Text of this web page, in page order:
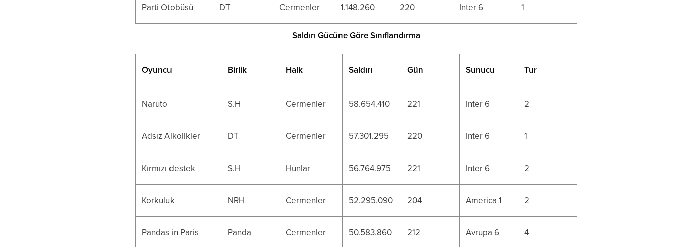
Parti Otobüsü DT Cermenler 1.148.260 220 Inter 6 1
Saldırı Gücüne Göre Sınıflandırma
Oyuncu Birlik Halk Saldırı Gün Sunucu Tur
Naruto S.H Cermenler 58.654.410 221 Inter 6 2
Adsız Alkolikler DT Cermenler 57.301.295 220 Inter 6 1
Kırmızı destek S.H Hunlar 56.764.975 221 Inter 6 2
Korkuluk NRH Cermenler 52.295.090 204 America 1 2
Pandas in Paris Panda Cermenler 50.583.860 212 Avrupa 6 4